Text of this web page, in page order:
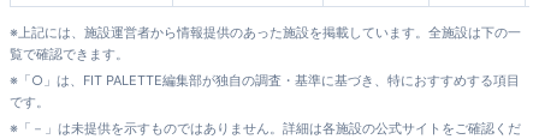
※上記には、施設運営者から情報提供のあった施設を掲載しています。全施設は下の一
覧で確認できます。
※「○」は、FIT PALETTE編集部が独自の調査・基準に基づき、特におすすめする項目
です。
※「－」は未提供を示すものではありません。詳細は各施設の公式サイトをご確認くだ